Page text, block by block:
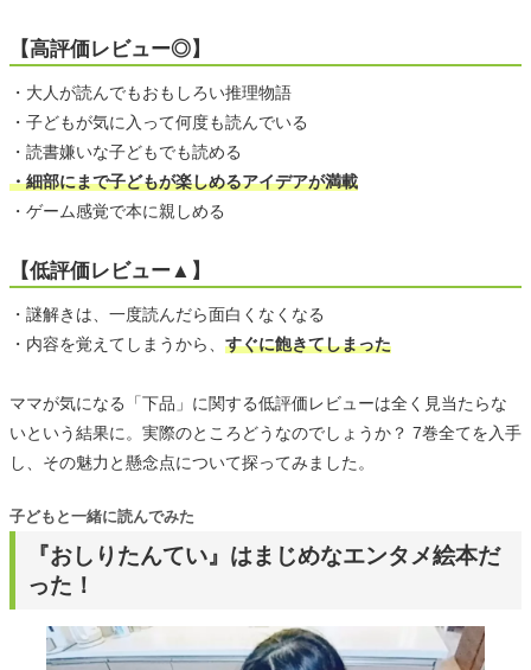
【高評価レビュー◎】
・大人が読んでもおもしろい推理物語
・子どもが気に入って何度も読んでいる
・読書嫌いな子どもでも読める
・細部にまで子どもが楽しめるアイデアが満載
・ゲーム感覚で本に親しめる
【低評価レビュー▲】
・謎解きは、一度読んだら面白くなくなる
・内容を覚えてしまうから、 すぐに飽きてしまった
ママが気になる「下品」に関する低評価レビューは全く見当たらな
いという結果に。実際のところどうなのでしょうか？ 7巻全てを入手
し、その魅力と懸念点について探ってみました。
『おしりたんてい』はまじめなエンタメ絵本だ
った！
子どもと一緒に読んでみた